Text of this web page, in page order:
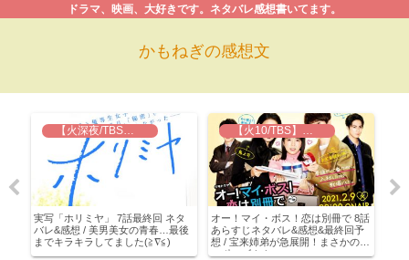
かもねぎの感想文
ドラマ、映画、大好きです。ネタバレ感想書いてます。
【火深夜/TBS】実写 ホリミヤ
実写「ホリミヤ」 7話最終回 ネタ
バレ&感想 / 美男美女の青春…最後
までキラキラしてました(≧∇≦)
【火10/TBS】オー！マイ・ボス！恋は別冊で
オー！マイ・ボス！恋は別冊で 8話
あらすじネタバレ&感想&最終回予
想 / 宝来姉弟が急展開！まさかのプ
ロポーズ！！